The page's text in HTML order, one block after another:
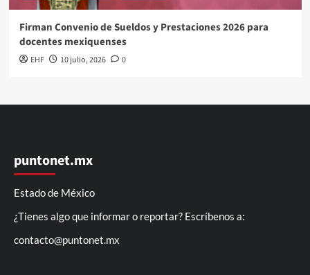
Firman Convenio de Sueldos y Prestaciones 2026 para
docentes mexiquenses
EHF 10 julio, 2026 0
puntonet.mx
Estado de México
¿Tienes algo que informar o reportar? Escríbenos a:
contacto@puntonet.mx